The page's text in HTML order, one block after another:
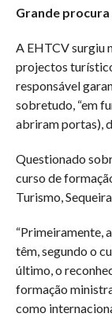
Grande procura
A EHTCV surgiu
projectos
responsável
sobretudo, “em
abriram portas),
Questionado
curso de
Turismo,
“Primeiramente,
têm, segundo o
último, o
formação
como